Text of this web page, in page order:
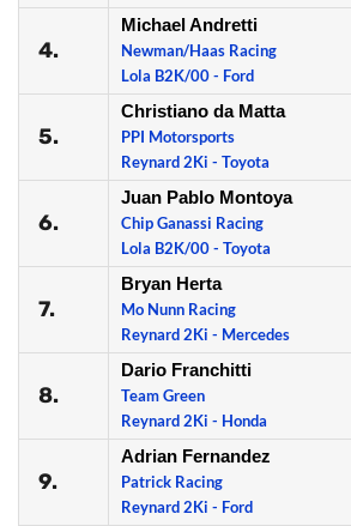
4.
Michael Andretti
Newman/Haas Racing
Lola B2K/00 - Ford
5.
Christiano da Matta
PPI Motorsports
Reynard 2Ki - Toyota
6.
Juan Pablo Montoya
Chip Ganassi Racing
Lola B2K/00 - Toyota
7.
Bryan Herta
Mo Nunn Racing
Reynard 2Ki - Mercedes
8.
Dario Franchitti
Team Green
Reynard 2Ki - Honda
9.
Adrian Fernandez
Patrick Racing
Reynard 2Ki - Ford